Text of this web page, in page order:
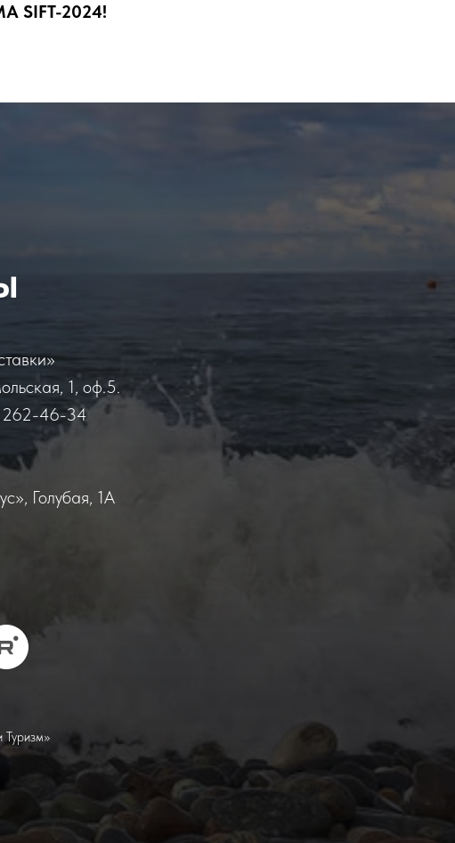
SIFT-2024!
1, оф.5.
262-46-34
Голубая, 1А